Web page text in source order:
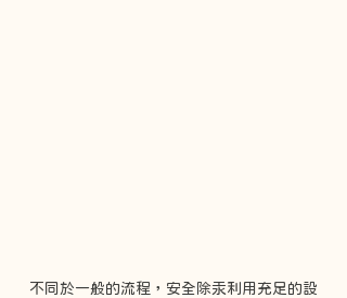
不同於一般的流程，安全除汞利用充足的設